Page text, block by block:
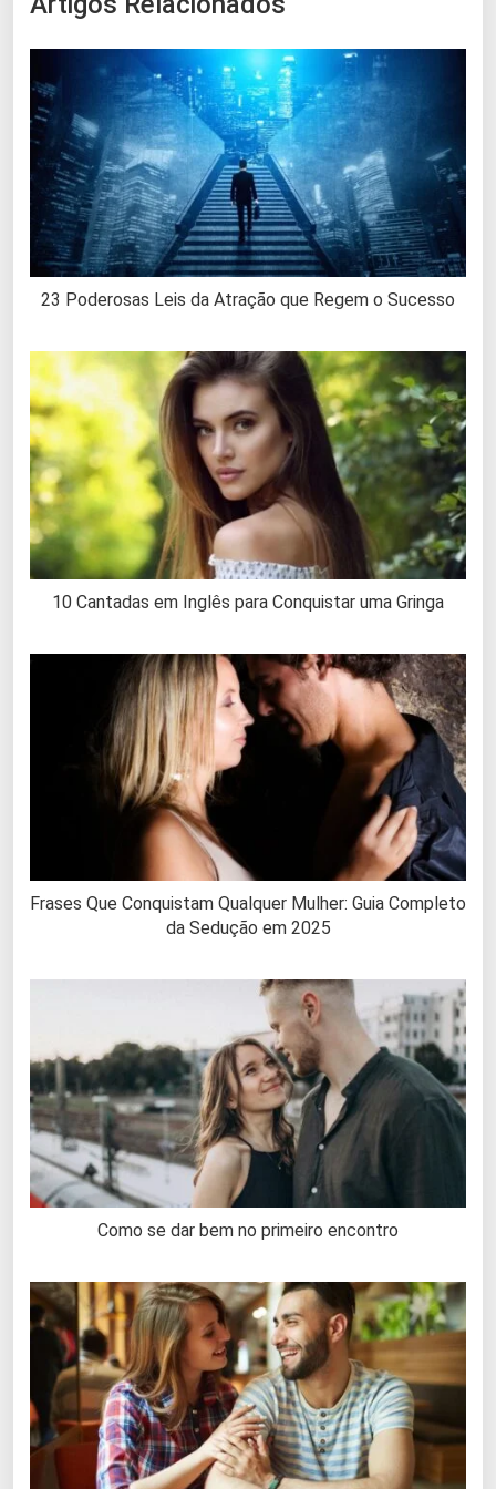
23 Poderosas Leis da Atração que Regem o Sucesso
10 Cantadas em Inglês para Conquistar uma Gringa
Frases Que Conquistam Qualquer Mulher: Guia Completo
da Sedução em 2025
Como se dar bem no primeiro encontro